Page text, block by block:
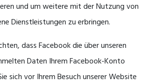
und um weitere mit der Nutzung von
Dienstleistungen zu erbringen.
dass Facebook die über unseren
Daten Ihrem Facebook-Konto
sich vor Ihrem Besuch unserer Website